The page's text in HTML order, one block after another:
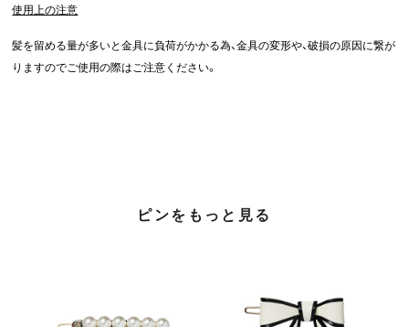
使用上の注意
髪を留める量が多いと金具に負荷がかかる為、金具の変形や、破損の原因に繋が
りますのでご使用の際はご注意ください。
ピンをもっと見る